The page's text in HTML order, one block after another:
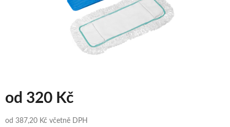
od 320 Kč
od 387,20 Kč včetně DPH